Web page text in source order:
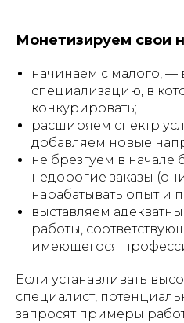
Монетизируем свои
начинаем с малого, —
специализацию, в
конкурировать;
расширяем спектр
добавляем новые
не брезгуем в
недорогие заказы
нарабатывать опыт и
выставляем
работы,
имеющегося
Если устанавливать
специалист,
запросят примеры